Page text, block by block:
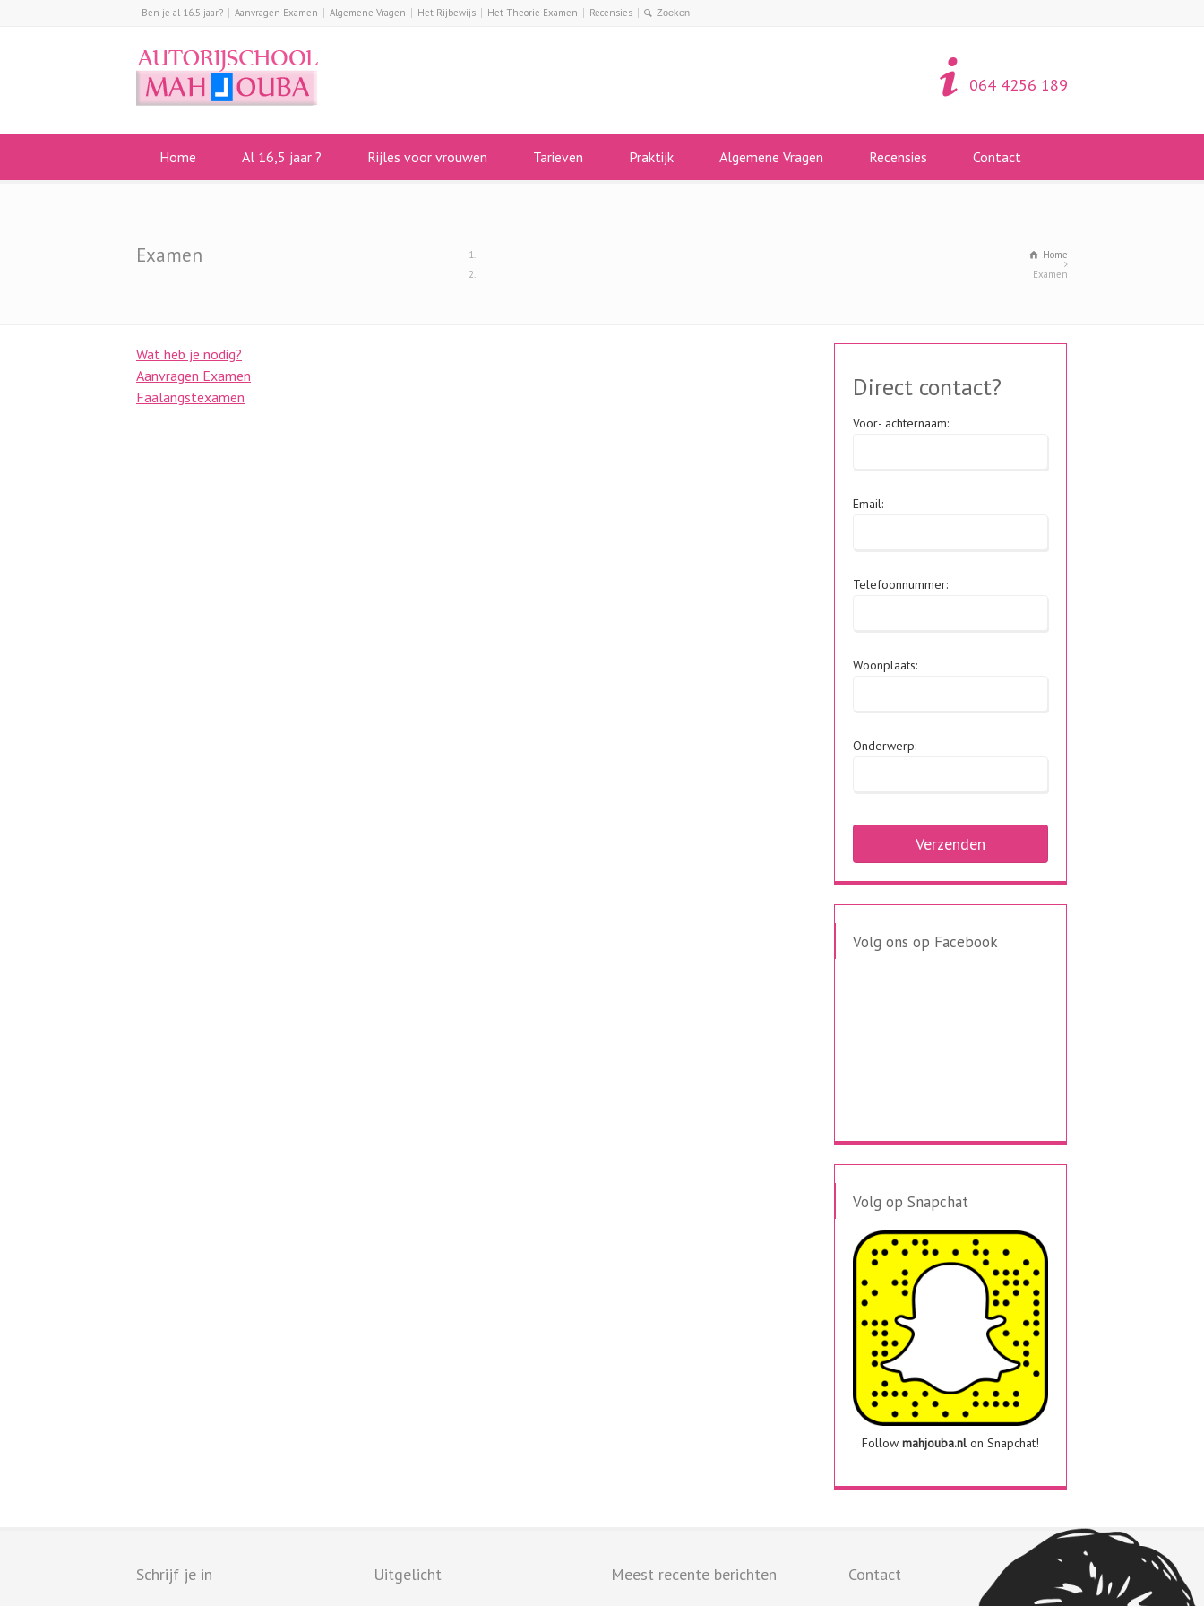
Ben je al 16.5 jaar? Aanvragen Examen Algemene Vragen Het Rijbewijs Het Theorie Examen Recensies
064 4256 189
Home Al 16,5 jaar ? Rijles voor vrouwen Tarieven Praktijk Algemene Vragen Recensies Contact
Examen
Home
Examen
Wat heb je nodig?
Aanvragen Examen
Faalangstexamen
Direct contact?
Voor- achternaam:
Email:
Telefoonnummer:
Woonplaats:
Onderwerp:
Volg ons op Facebook
Volg op Snapchat
Follow mahjouba.nlon Snapchat!
Schrijf je in Uitgelicht Meest recente berichten Contact